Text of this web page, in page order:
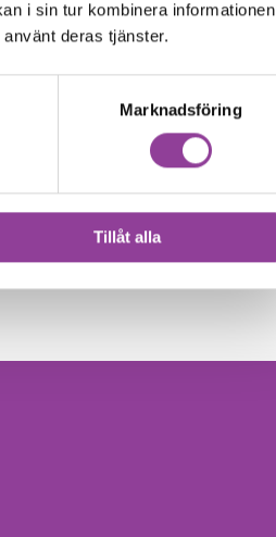
i sin tur kombinera informationen
deras tjänster.
Marknadsföring
Tillåt alla